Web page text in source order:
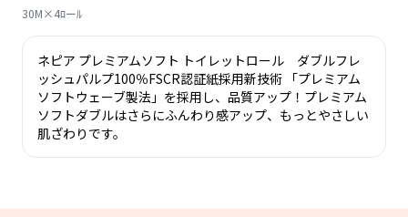
30M×4ﾛーﾙ
ネピア プレミアムソフト トイレットロール ダブルフレ
ッシュパルプ100％FSCR認証紙採用新技術 「プレミアム
ソフトウェーブ製法」を採用し、品質アップ！プレミアム
ソフトダブルはさらにふんわり感アップ、もっとやさしい
肌ざわりです。